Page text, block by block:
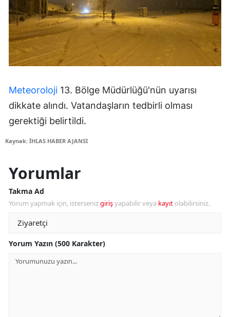
Meteoroloji 13. Bölge Müdürlüğü'nün uyarısı
dikkate alındı. Vatandaşların tedbirli olması
gerektiği belirtildi.
Kaynak: İHLAS HABER AJANSI
Yorumlar
Takma Ad
Yorum yapmak için, istersenizgirişyapabilir veya kayıt olabilirsiniz.
Yorum Yazın (500 Karakter)